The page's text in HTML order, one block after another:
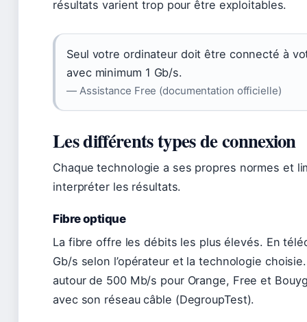
résultats varient trop pour être exploitables.
Seul votre ordinateur doit être connecté à
avec minimum 1 Gb/s.
— Assistance Free (documentation officielle)
Les différents types de connexion
Chaque technologie a ses propres normes et
interpréter les résultats.
Fibre optique
La fibre offre les débits les plus élevés. En
Gb/s selon l’opérateur et la technologie
autour de 500 Mb/s pour Orange, Free et
avec son réseau câble (DegroupTest).